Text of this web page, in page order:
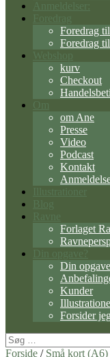
Foredrag
Foredrag
kurv
Checkout
Om
om Ane
Presse
Video
Podcast
Kontakt
Forlaget
Din
Kunder
Forsider
Søg
efter:
Forside / Små kort (A6)